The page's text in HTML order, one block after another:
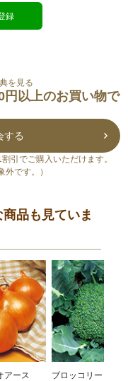
録
を見る
円以上のお買い物で
する
引でご購入いただけます。
です。）
品も見ていま
アース
ブロッコリー・ハ